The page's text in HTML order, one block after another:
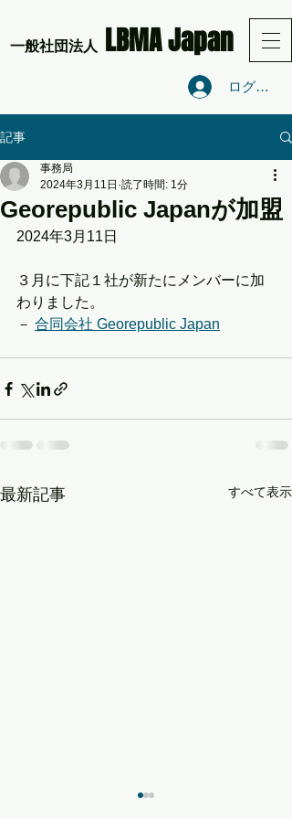
​一般社団法人 LBMA Japan
ログイン
記事
Georepublic Japanが加盟
事務局
2024年3月11日 読了時間: 1分
2024年3月11日
３月に下記１社が新たにメンバーに加
わりました。
－ 合同会社 Georepublic Japan
最新記事 すべて表示